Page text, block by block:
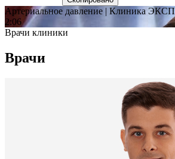
Артериальное давление | Клиника
2:06
Врачи клиники
Врачи